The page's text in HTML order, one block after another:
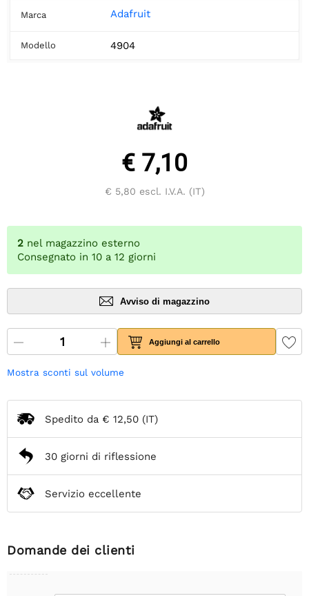
Marca Adafruit
Modello 4904
€ 7,10
€ 5,80 escl. I.V.A. (IT)
2 nel magazzino esterno
Consegnato in 10 a 12 giorni
Avviso di magazzino
Aggiungi al carrello
Mostra sconti sul volume
Spedito da € 12,50 (IT)
30 giorni di riflessione
Servizio eccellente
Domande dei clienti